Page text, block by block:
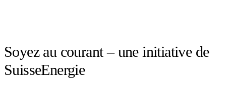
Soyez au courant – une initiative de
SuisseEnergie